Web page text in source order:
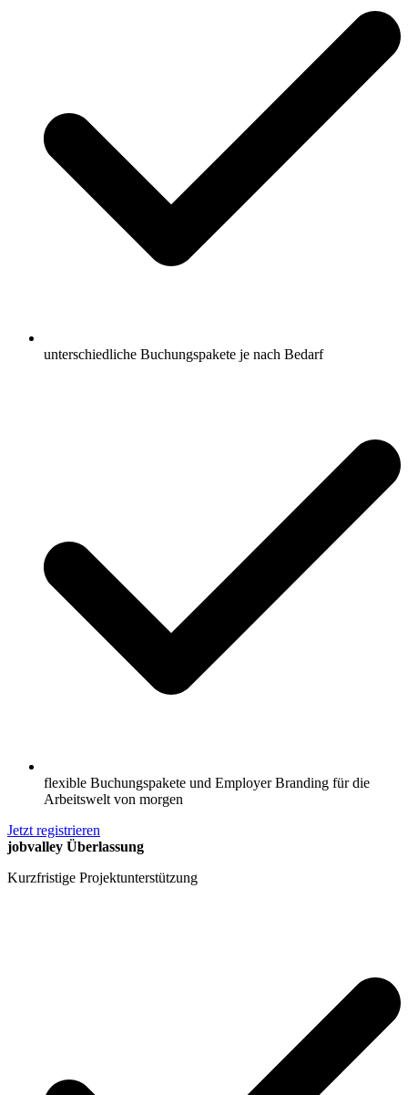
unterschiedliche Buchungspakete je nach Bedarf
flexible Buchungspakete und Employer Branding für die
Arbeitswelt von morgen
Jetzt registrieren
jobvalley Überlassung
Kurzfristige Projektunterstützung